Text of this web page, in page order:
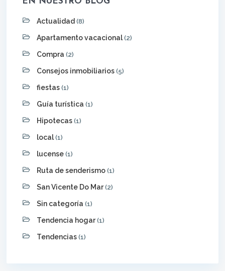
Actualidad (8)
Apartamento vacacional (2)
Compra (2)
Consejos inmobiliarios (5)
fiestas (1)
Guía turística (1)
Hipotecas (1)
local (1)
lucense (1)
Ruta de senderismo (1)
San Vicente Do Mar(2)
Sin categoría (1)
Tendencia hogar(1)
Tendencias (1)